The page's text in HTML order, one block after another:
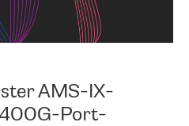
AMS-IX-
400G-Port-